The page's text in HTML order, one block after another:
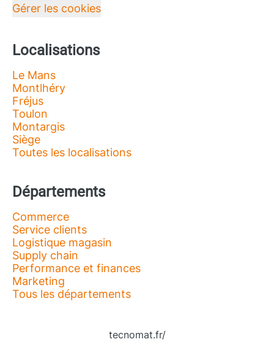
Gérer les cookies
Localisations
Le Mans
Montlhéry
Fréjus
Toulon
Montargis
Siège
Toutes les localisations
Départements
Commerce
Service clients
Logistique magasin
Supply chain
Performance et finances
Marketing
Tous les départements
tecnomat.fr/